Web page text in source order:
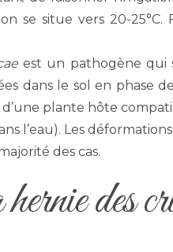
se situe vers 20-
est un pathogène qui
dans le sol en phase
d’une plante hôte
l’eau). Les
des cas.
des